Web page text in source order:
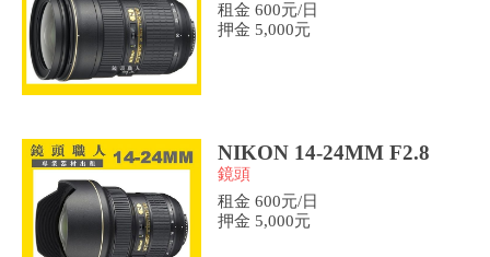
租金 600元/日
押金 5,000元
NIKON 14-24MM F2.8
鏡頭
租金 600元/日
押金 5,000元